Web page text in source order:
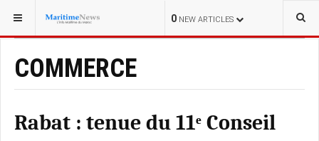
0 NEW ARTICLES
COMMERCE
Rabat : tenue du 11ᵉ Conseil